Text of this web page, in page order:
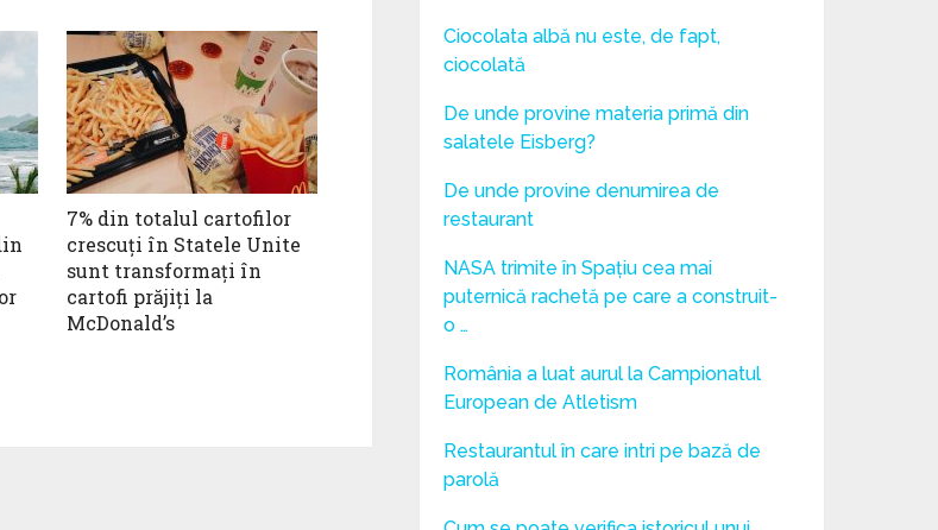
7% din totalul cartofilor
crescuți în Statele Unite
sunt transformați în
cartofi prăjiți la
McDonald’s
Ciocolata albă nu este, de fapt,
ciocolată
De unde provine materia primă din
salatele Eisberg?
De unde provine denumirea de
restaurant
NASA trimite în Spațiu cea mai
puternică rachetă pe care a construit-
o …
România a luat aurul la Campionatul
European de Atletism
Restaurantul în care intri pe bază de
parolă